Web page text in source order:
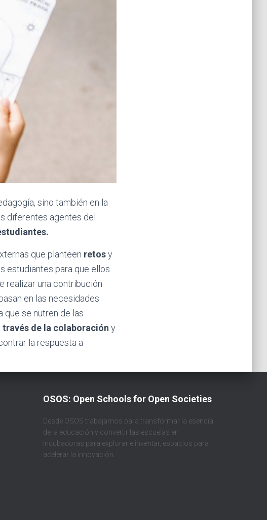
sino también en la
diferentes agentes del
que planteen retosy
estudiantes para que ellos
realizar una contribución
en las necesidades
que se nutren de las
través de la colaboración y
la respuesta a
OSOS: Open Schools for Open Societies
Desde OSOS trabajamos para transformar la esencia
de la educación y convertir las escuelas en
incubadoras para explorar e inventar, espacios para
acelerar la innovación.